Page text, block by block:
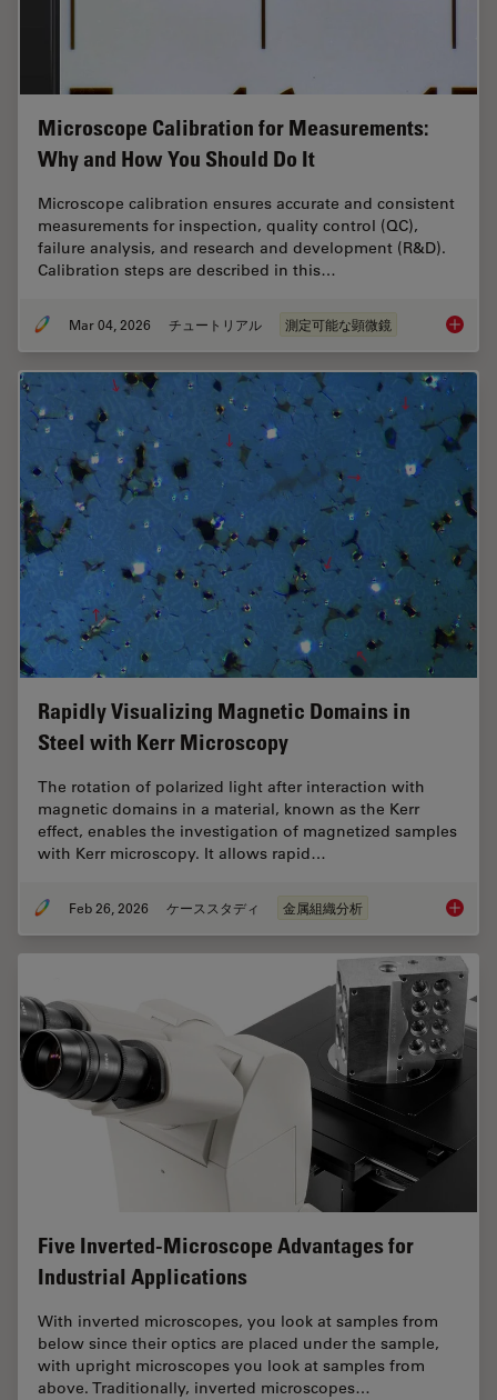
Microscope Calibration for Measurements:
Why and How You Should Do It
Microscope calibration ensures accurate and consistent
measurements for inspection, quality control (QC),
failure analysis, and research and development (R&D).
Calibration steps are described in this…
Mar 04, 2026 チュートリアル 測定可能な顕微鏡
Rapidly Visualizing Magnetic Domains in
Steel with Kerr Microscopy
The rotation of polarized light after interaction with
magnetic domains in a material, known as the Kerr
effect, enables the investigation of magnetized samples
with Kerr microscopy. It allows rapid…
Feb 26, 2026 ケーススタディ 金属組織分析
Five Inverted-Microscope Advantages for
Industrial Applications
With inverted microscopes, you look at samples from
below since their optics are placed under the sample,
with upright microscopes you look at samples from
above. Traditionally, inverted microscopes…